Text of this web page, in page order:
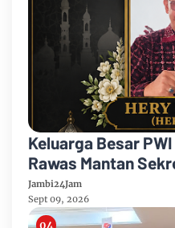
Keluarga Besar
Rawas Mantan
Tutup Usia
Jambi24Jam
Sept 09, 2026